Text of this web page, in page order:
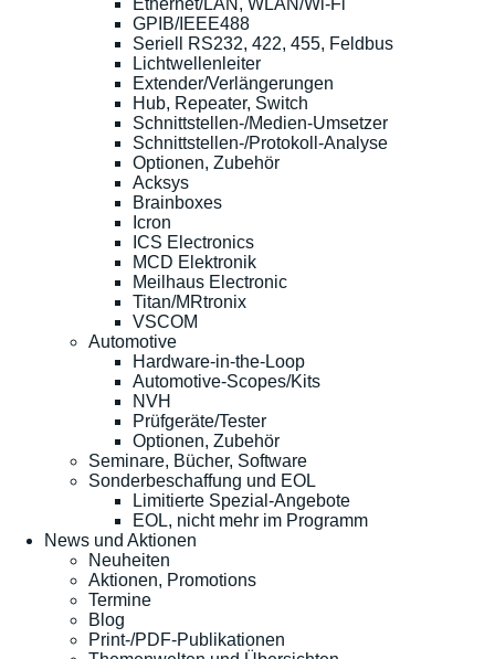
Ethernet/LAN, WLAN/Wi-Fi
GPIB/IEEE488
Seriell RS232, 422, 455, Feldbus
Lichtwellenleiter
Extender/Verlängerungen
Hub, Repeater, Switch
Schnittstellen-/Medien-Umsetzer
Schnittstellen-/Protokoll-Analyse
Optionen, Zubehör
Acksys
Brainboxes
Icron
ICS Electronics
MCD Elektronik
Meilhaus Electronic
Titan/MRtronix
VSCOM
Automotive
Hardware-in-the-Loop
Automotive-Scopes/Kits
NVH
Prüfgeräte/Tester
Optionen, Zubehör
Seminare, Bücher, Software
Sonderbeschaffung und EOL
Limitierte Spezial-Angebote
EOL, nicht mehr im Programm
News und Aktionen
Neuheiten
Aktionen, Promotions
Termine
Blog
Print-/PDF-Publikationen